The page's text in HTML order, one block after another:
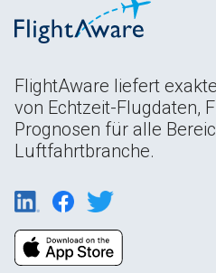
FlightAware liefert
von Echtzeit-Flugdaten,
Prognosen für alle
Luftfahrtbranche.